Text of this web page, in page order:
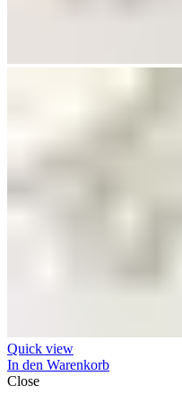
Quick view
In den Warenkorb
Close